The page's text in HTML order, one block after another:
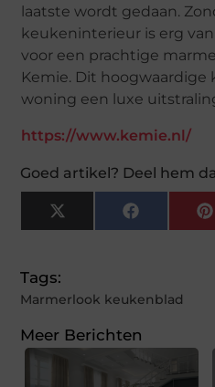
laatste wordt gedaan.
keukeninterieur is erg
voor een prachtige
Kemie. Dit
woning een luxe
https://www.kemie.nl/
Goed artikel? Deel hem
X
(Twitter)
Facebook
Tags:
Marmerlook keukenblad
Meer Berichten